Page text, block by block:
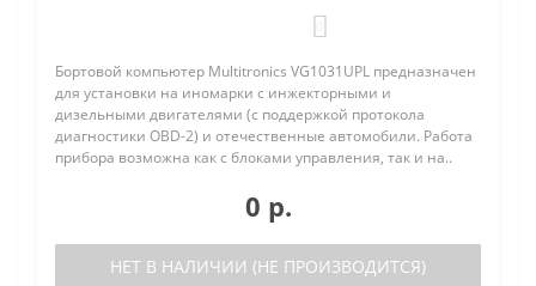
Бортовой компьютер Multitronics VG1031UPL предназначен
для установки на иномарки с инжекторными и
дизельными двигателями (с поддержкой протокола
диагностики OBD-2) и отечественные автомобили. Работа
прибора возможна как с блоками управления, так и на..
0 р.
НЕТ В НАЛИЧИИ (НЕ ПРОИЗВОДИТСЯ)